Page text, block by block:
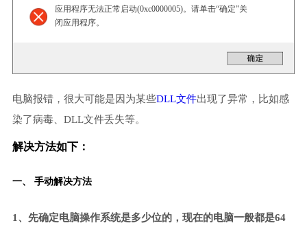
应用程序无法正常启动(0xc0000005)。请单击“确定”关
闭应用程序。
电脑报错，很大可能是因为某些DLL文件出现了异常，比如感
染了病毒、DLL文件丢失等。
解决方法如下：
一、 手动解决方法
1、先确定电脑操作系统是多少位的，现在的电脑一般都是64